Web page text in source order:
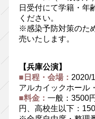
日受付にて学籍・年
ください。
※感染予防対策のた
売いたします。
【兵庫公演】
■日程・会場： 2020/
アルカイックホール
■料金： 一般：3500
円、高校生以下：